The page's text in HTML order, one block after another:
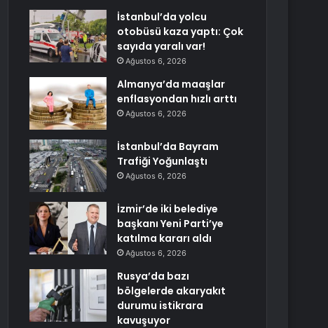
İstanbul’da yolcu
otobüsü kaza yaptı: Çok
sayıda yaralı var!
Ağustos 6, 2026
Almanya’da maaşlar
enflasyondan hızlı arttı
Ağustos 6, 2026
İstanbul’da Bayram
Trafiği Yoğunlaştı
Ağustos 6, 2026
İzmir’de iki belediye
başkanı Yeni Parti’ye
katılma kararı aldı
Ağustos 6, 2026
Rusya’da bazı
bölgelerde akaryakıt
durumu istikrara
kavuşuyor